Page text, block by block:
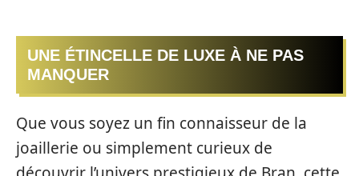
UNE ÉTINCELLE DE LUXE À NE PAS
MANQUER
Que vous soyez un fin connaisseur de la
joaillerie ou simplement curieux de